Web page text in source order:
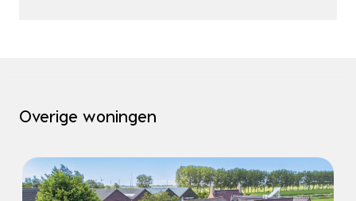
Overige woningen